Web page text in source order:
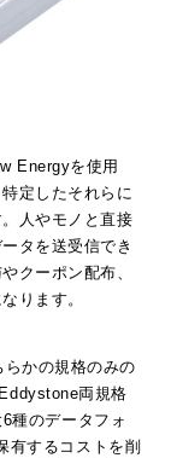
Energyを使用
定したそれらに
人やモノと直接
タを送受信でき
クーポン配布、
ります。
かの規格のみの
両規格
種のデータフォ
有するコストを削